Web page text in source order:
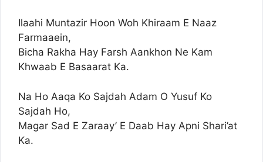
Ilaahi Muntazir Hoon Woh Khiraam E Naaz
Farmaaein,
Bicha Rakha Hay Farsh Aankhon Ne Kam
Khwaab E Basaarat Ka.
Na Ho Aaqa Ko Sajdah Adam O Yusuf Ko
Sajdah Ho,
Magar Sad E Zaraay’ E Daab Hay Apni Shari’at
Ka.